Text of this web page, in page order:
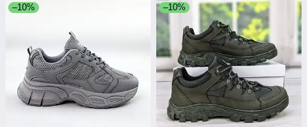
–10% –10%